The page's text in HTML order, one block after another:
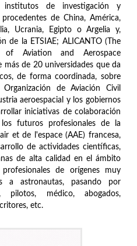
institutos de investigación y
procedentes de China, América,
Ucrania, Egipto o Argelia y,
de la ETSIAE; ALICANTO (The
of Aviation and Aerospace
más de 20 universidades que da
de forma coordinada, sobre
de Aviación Civil
aeroespacial y los gobiernos
iniciativas de colaboración
futuros profesionales de la
et de l'espace (AAE) francesa,
de actividades científicas,
de alta calidad en el ámbito
de orígenes muy
a astronautas, pasando por
pilotos, médico, abogados,
etc.